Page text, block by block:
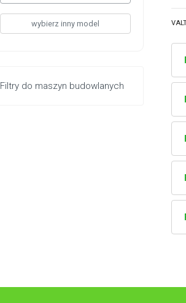
wybierz inny model
Filtry do maszyn budowlanych